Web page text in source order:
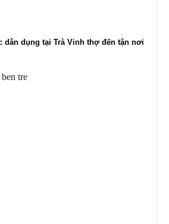
dân dụng tại Trà Vinh thợ đến tận nơi